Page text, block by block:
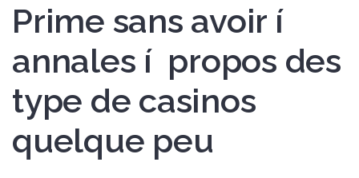
Prime sans avoir í
annales í propos des
type de casinos
quelque peu